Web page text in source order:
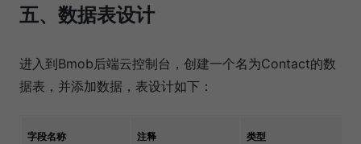
五、数据表设计
进入到Bmob后端云控制台，创建一个名为Contact的数
据表，并添加数据，表设计如下：
字段名称 注释 类型